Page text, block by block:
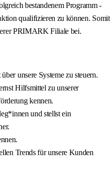
bestandenem Programm -
qualifizieren zu können. Somit
PRIMARK Filiale bei.
unsere Systeme zu steuern.
Hilfsmittel zu unserer
kennen.
und stellst ein
Trends für unsere Kunden